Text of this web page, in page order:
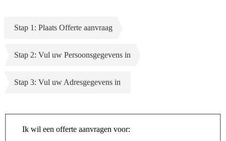
Stap 1: Plaats Offerte aanvraag
Stap 2: Vul uw Persoonsgegevens in
Stap 3: Vul uw Adresgegevens in
Ik wil een offerte aanvragen voor: